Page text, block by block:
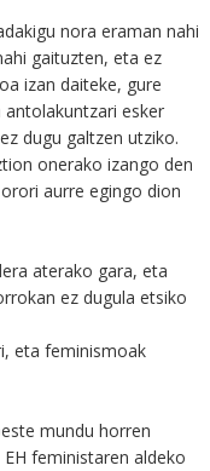
nora eraman nahi
gaituzten, eta ez
izan daiteke, gure
esker
dugu galtzen utziko.
onerako izango den
aurre egingo dion
aterako gara, eta
ez dugula etsiko
eta feminismoak
mundu horren
feministaren aldeko